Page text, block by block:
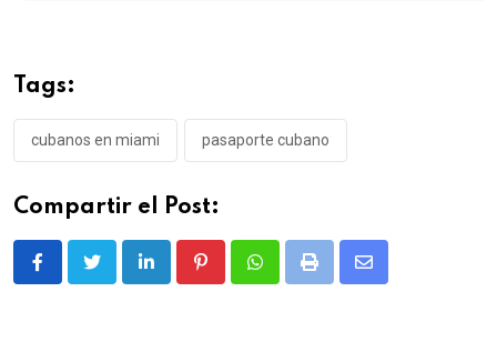
Tags:
cubanos en miami pasaporte cubano
Compartir el Post:
LinkedIn PinterestWhatsappPrint
Share